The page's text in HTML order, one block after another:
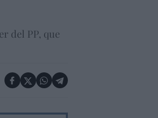
del PP, que